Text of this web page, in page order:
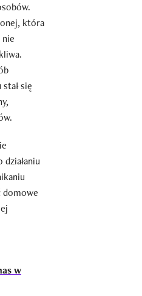
która
się
domowe
w